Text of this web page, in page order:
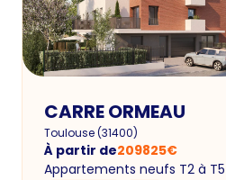
CARRE ORMEAU
Toulouse(31400)
À partir de209825€
Appartements neufs T2 à T5